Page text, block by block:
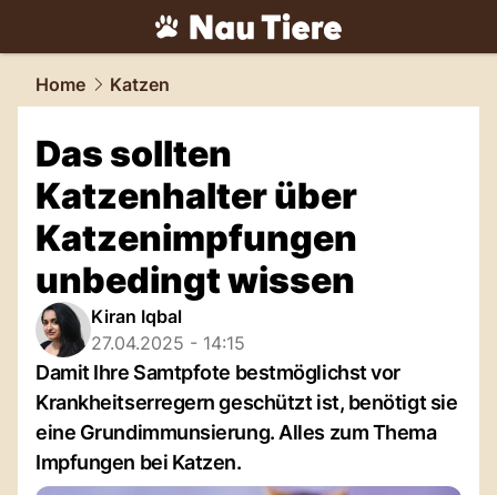
tiere.NAU.ch
Home Katzen
Das sollten
Katzenhalter über
Katzenimpfungen
unbedingt wissen
Kiran Iqbal
27.04.2025 - 14:15
Damit Ihre Samtpfote bestmöglichst vor
Krankheitserregern geschützt ist, benötigt sie
eine Grundimmunsierung. Alles zum Thema
Impfungen bei Katzen.